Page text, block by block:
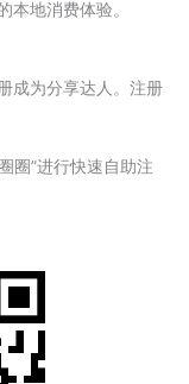
本地消费体验。
成为分享达人。注册
圈”进行快速自助注